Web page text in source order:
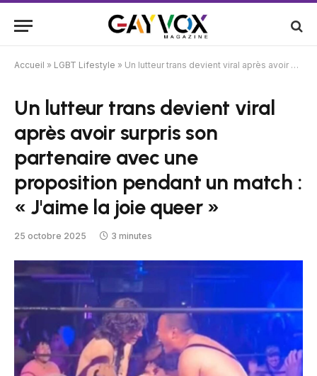
Accueil » LGBT Lifestyle » Un lutteur trans devient viral après avoir surpris son partenaire avec une proposition pendant un match : « J'aime la joie queer »
Un lutteur trans devient viral
après avoir surpris son
partenaire avec une
proposition pendant un match :
« J'aime la joie queer »
25 octobre 2025 3 minutes